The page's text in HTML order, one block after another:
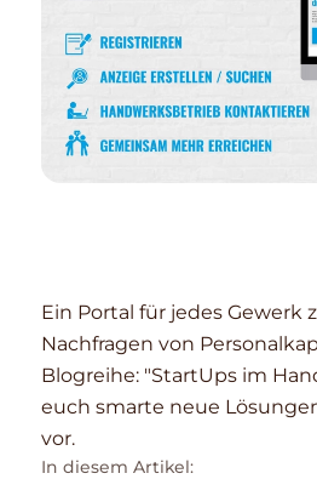
Ein Portal für jedes Gewerk
Nachfragen von
Blogreihe: "StartUps im
euch smarte neue
vor.
In diesem Artikel: